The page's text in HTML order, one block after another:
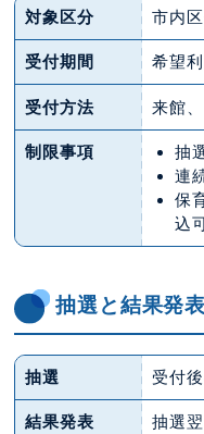
対象区分 市内
受付期間 希望
受付方法 来館
制限事項
抽
連
保
込
抽選と結果発表
抽選 受付
結果発表
抽選